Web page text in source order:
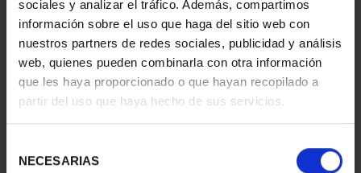
sociales y analizar el tráfico. Además, compartimos
información sobre el uso que haga del sitio web con
nuestros partners de redes sociales, publicidad y análisis
web, quienes pueden combinarla con otra información
que les haya proporcionado o que hayan recopilado a
partir del uso que haya hecho de sus servicios.
NECESARIAS
SUSCRIPCIÓN
CAPITALES DE
949,00 €
SUSCRIPCIÓN
CAPITALES DE
949,00 €